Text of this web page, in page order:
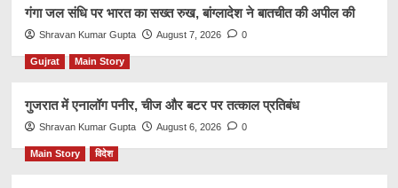
गंगा जल संधि पर भारत का सख्त रुख, बांग्लादेश ने बातचीत की अपील की
Shravan Kumar Gupta August 7, 2026 0
Gujrat Main Story
गुजरात में एनालॉग पनीर, चीज और बटर पर तत्काल प्रतिबंध
Shravan Kumar Gupta August 6, 2026 0
Main Story विदेश